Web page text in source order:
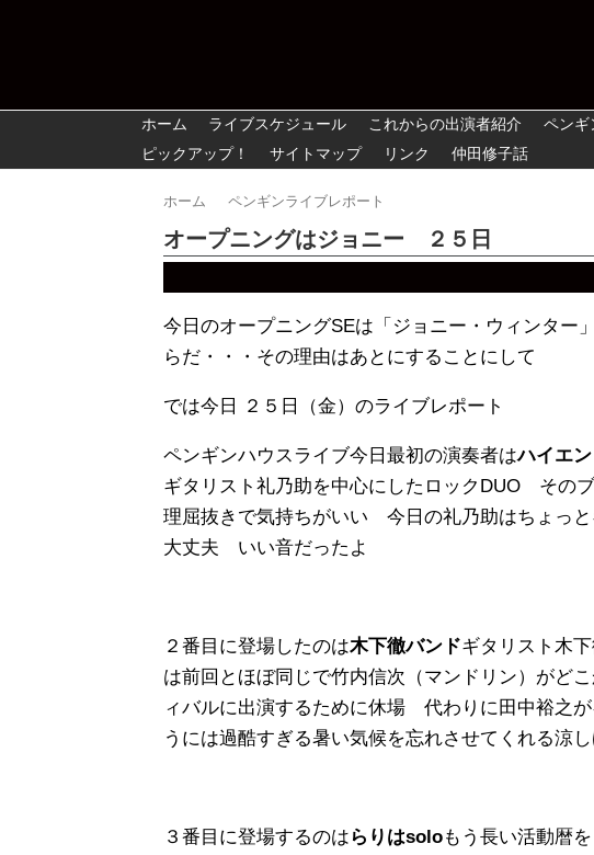
ホーム ライブスケジュール これからの出演者紹介 ペンギ
ピックアップ！
サイトマップ リンク 仲田修子話
ホーム ペンギンライブレポート
オープニングはジョニー ２５日
今日のオープニングSEは「ジョニー・ウィンタ
らだ・・・その理由はあとにすることにして
では今日 ２５日（金）のライブレポート
ペンギンハウスライブ今日最初の演奏者はハイエ
ギタリスト礼乃助を中心にしたロックDUO その
理屈抜きで気持ちがいい 今日の礼乃助はちょっと
大丈夫 いい音だったよ
２番目に登場したのは木下徹バンドギタリスト木
は前回とほぼ同じで竹内信次（マンドリン）がど
ィバルに出演するために休場 代わりに田中裕之
うには過酷すぎる暑い気候を忘れさせてくれる涼
３番目に登場するのは らりはsoloもう長い活動暦